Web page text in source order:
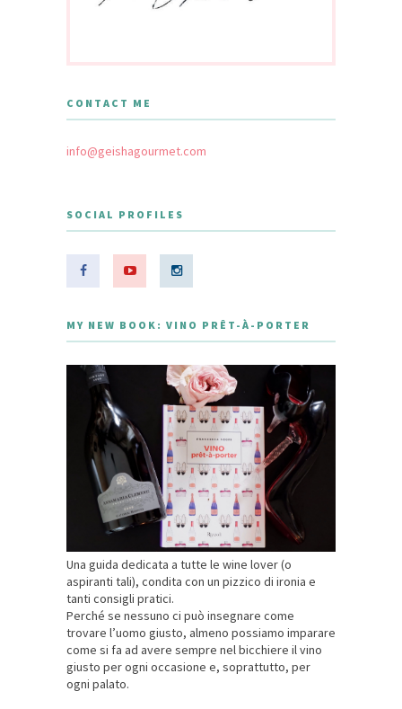
CONTACT ME
info@geishagourmet.com
SOCIAL PROFILES
MY NEW BOOK: VINO PRÊT-À-PORTER
Una guida dedicata a tutte le wine lover (o
aspiranti tali), condita con un pizzico di ironia e
tanti consigli pratici.
Perché se nessuno ci può insegnare come
trovare l’uomo giusto, almeno possiamo imparare
come si fa ad avere sempre nel bicchiere il vino
giusto per ogni occasione e, soprattutto, per
ogni palato.